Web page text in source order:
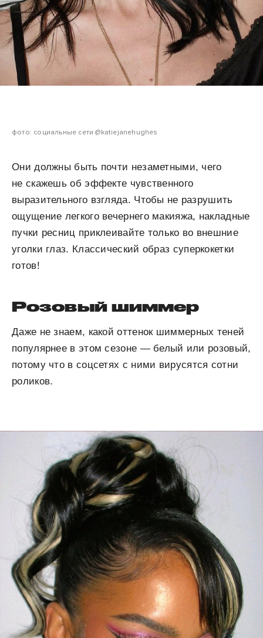
фото: социальные сети @katiejanehughes
Они должны быть почти незаметными, чего
не скажешь об эффекте чувственного
выразительного взгляда. Чтобы не разрушить
ощущение легкого вечернего макияжа, накладные
пучки ресниц приклеивайте только во внешние
уголки глаз. Классический образ суперкокетки
готов!
Розовый шиммер
Даже не знаем, какой оттенок шиммерных теней
популярнее в этом сезоне — белый или розовый,
потому что в соцсетях с ними вирусятся сотни
роликов.